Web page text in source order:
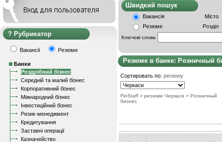
Рубрикатор
Вакансії Резюме
Банки
Роздрібний бізнес
Середній та малий бізнес
Корпоративний бізнес
Міжнародний бізнес
Інвестиційний бізнес
Ризик-менеджмент
Кредитування
Заставні операції
Казначейство
Швидкий
Вакансія
Місто
Резюме
Розділ
Ключові слова
Резюме в банке: Розничный
Сортировать по: региону
FinStaff > резюме Черкаси > Розничный
бизнес